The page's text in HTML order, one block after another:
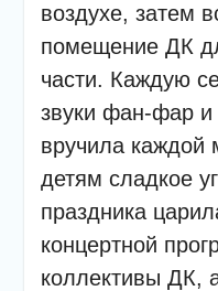
воздухе, затем
помещение ДК
части. Каждую
звуки фан-фар
вручила каждой
детям сладкое
праздника
концертной
коллективы ДК,